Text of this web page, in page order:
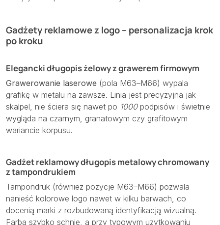
Gadżety reklamowe z logo – personalizacja krok
po kroku
Elegancki długopis żelowy z grawerem firmowym
Grawerowanie laserowe (pola M63–M66) wypala
grafikę w metalu na zawsze. Linia jest precyzyjna jak
skalpel, nie ściera się nawet po 1000podpisów i świetnie
wygląda na czarnym, granatowym czy grafitowym
wariancie korpusu.
Gadżet reklamowy długopis metalowy chromowany
z tampondrukiem
Tampondruk (również pozycje M63–M66) pozwala
nanieść kolorowe logo nawet w kilku barwach, co
docenią marki z rozbudowaną identyfikacją wizualną.
Farba szybko schnie, a przy typowym użytkowaniu